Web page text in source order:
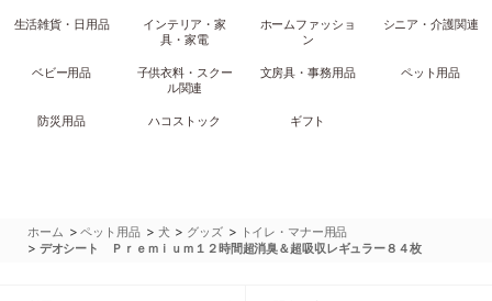
生活雑貨・日用品
インテリア・家
具・家電
ホームファッショ
ン
シニア・介護関連
ベビー用品
子供衣料・スクー
ル関連
文房具・事務用品 ペット用品
防災用品 ハコストック ギフト
ホーム >ペット用品 > 犬 > グッズ > トイレ・マナー用品
> デオシート Ｐｒｅｍｉｕｍ１２時間超消臭＆超吸収レギュラー８４枚